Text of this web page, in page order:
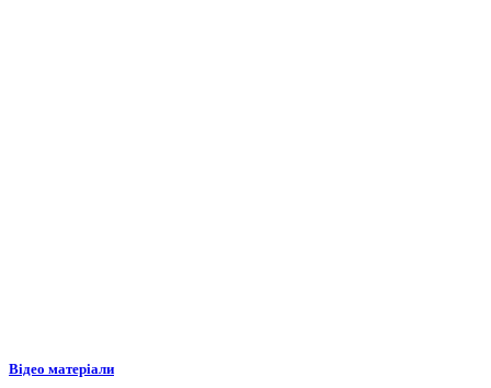
Відео матеріали